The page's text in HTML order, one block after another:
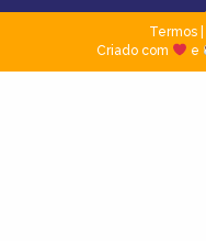
Termos|
Criado com
e